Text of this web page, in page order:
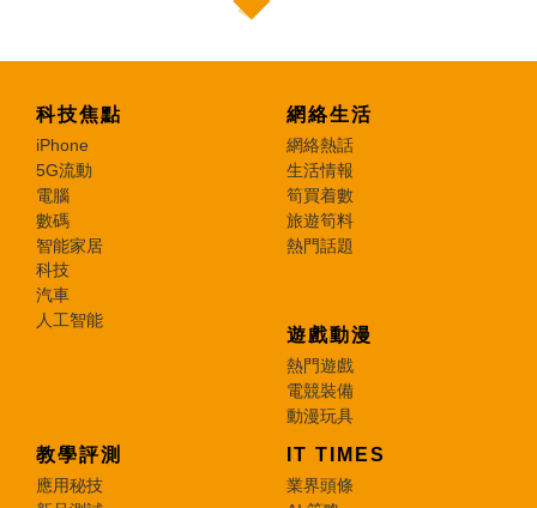
科技焦點
iPhone
5G流動
電腦
數碼
智能家居
科技
汽車
人工智能
網絡生活
網絡熱話
生活情報
筍買着數
旅遊筍料
熱門話題
遊戲動漫
熱門遊戲
電競裝備
動漫玩具
教學評測
應用秘技
IT TIMES
業界頭條